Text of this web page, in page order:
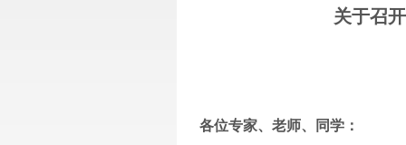
关于召
各位专家、老师、同学：